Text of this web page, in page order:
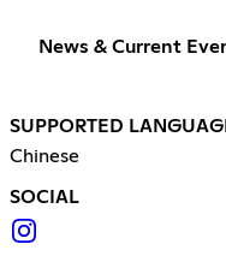
News & Current
SUPPORTED
Chinese
SOCIAL